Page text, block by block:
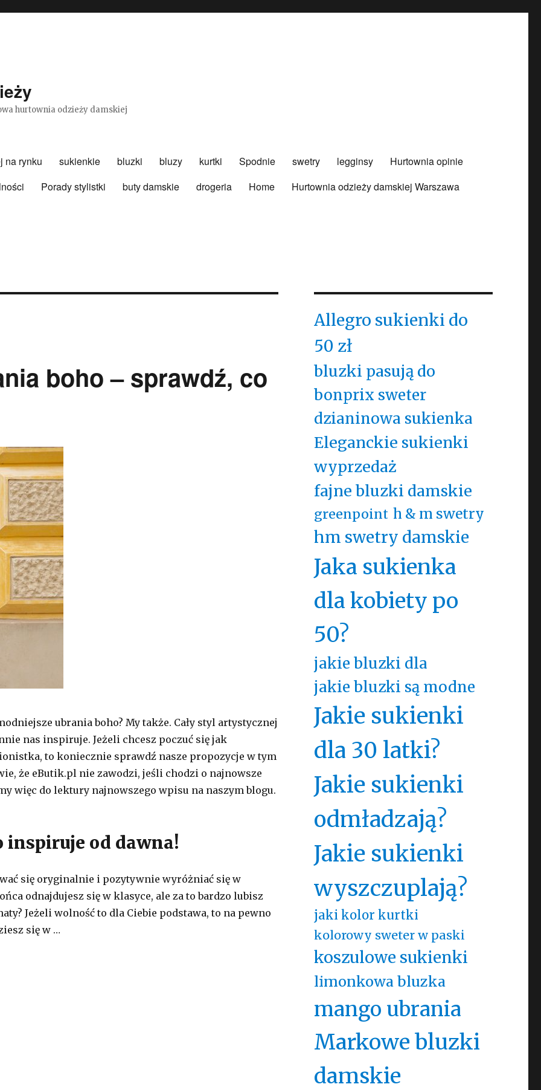
hurtownia odzieży damskiej
na rynku sukienkie bluzki bluzy kurtki Spodnie swetry legginsy
Hurtownia opinie
Porady stylistki buty damskie drogeria Home
Hurtownia odzieży damskiej Warszawa
boho – sprawdź, co
ubrania boho? My także. Cały styl artystycznej
nas inspiruje. Jeżeli chcesz poczuć się jak
to koniecznie sprawdź nasze propozycje w tym
że eButik.pl nie zawodzi, jeśli chodzi o najnowsze
więc do lektury najnowszego wpisu na naszym blogu.
inspiruje od dawna!
się oryginalnie i pozytywnie wyróżniać się w
odnajdujesz się w klasyce, ale za to bardzo lubisz
Jeżeli wolność to dla Ciebie podstawa, to na pewno
się w …
Allegro sukienki do
50 zł
bluzki pasują do
bonprix sweter
dzianinowa sukienka
Eleganckie sukienki
wyprzedaż
fajne bluzki damskie
greenpoint h & m swetry
hm swetry damskie
Jaka sukienka
dla kobiety po
50?
jakie bluzki dla
jakie bluzki są modne
Jakie sukienki
dla 30 latki?
Jakie sukienki
odmładzają?
Jakie sukienki
wyszczuplają?
jaki kolor kurtki
kolorowy sweter w paski
koszulowe sukienki
limonkowa bluzka
mango ubrania
Markowe bluzki
damskie